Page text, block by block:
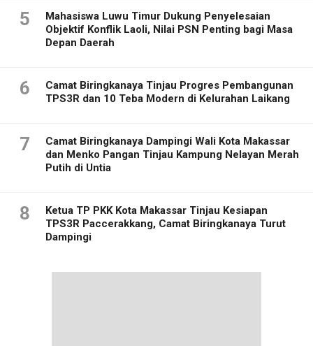
5
Mahasiswa Luwu Timur Dukung Penyelesaian
Objektif Konflik Laoli, Nilai PSN Penting bagi Masa
Depan Daerah
6
Camat Biringkanaya Tinjau Progres Pembangunan
TPS3R dan 10 Teba Modern di Kelurahan Laikang
7
Camat Biringkanaya Dampingi Wali Kota Makassar
dan Menko Pangan Tinjau Kampung Nelayan Merah
Putih di Untia
8
Ketua TP PKK Kota Makassar Tinjau Kesiapan
TPS3R Paccerakkang, Camat Biringkanaya Turut
Dampingi